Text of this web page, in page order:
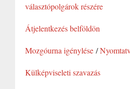
választópolgárok részére
Átjelentkezés belföldön
Mozgóurna igénylése /
Külképviseleti szavazás